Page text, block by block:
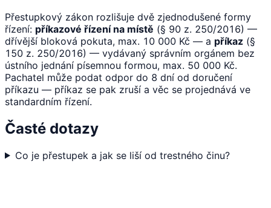
Přestupkový zákon rozlišuje dvě zjednodušené formy
řízení: příkazové řízení na místě (§ 90 z. 250/2016) —
dřívější bloková pokuta, max. 10 000 Kč — a příkaz (§
150 z. 250/2016) — vydávaný správním orgánem bez
ústního jednání písemnou formou, max. 50 000 Kč.
Pachatel může podat odpor do 8 dní od doručení
příkazu — příkaz se pak zruší a věc se projednává ve
standardním řízení.
Časté dotazy
Co je přestupek a jak se liší od trestného činu?